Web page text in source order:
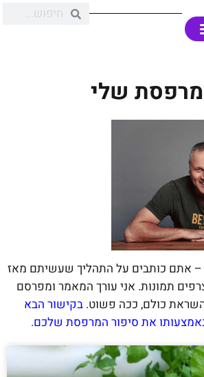
שלי
– אתם כותבים על התהליך שעשיתם מאז
תמונות. אני עורך המאמר ומפרסם
כולם, ככה פשוט. בקישור הבא
את סיפור המרפסת שלכם.